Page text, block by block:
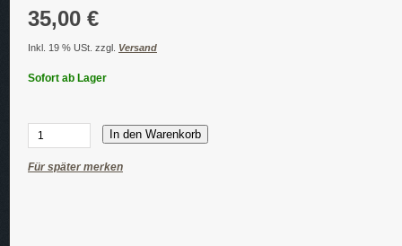
35,00 €
Inkl. 19 % USt. zzgl. Versand
Sofort ab Lager
In den Warenkorb
Für später merken